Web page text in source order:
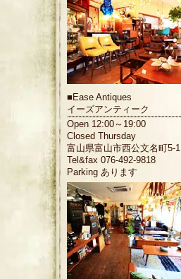
■ Ease Antiques
イーズアンティーク
Open 12:00～19:00
Closed Thursday
富山県富山市西公文名町5-1
Tel&fax 076-492-9818
Parking あります